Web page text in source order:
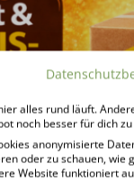
alles rund läuft.
noch besser für dich
anonymisierte
oder zu schauen, wie
Website funktioniert